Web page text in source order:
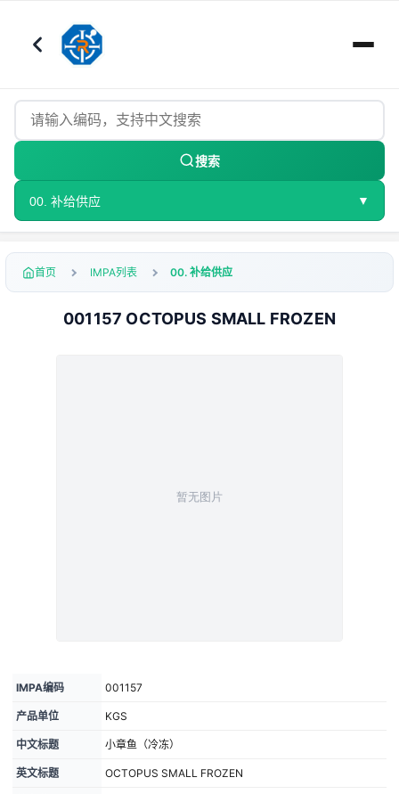
搜索
00. 补给供应 ▼
首页 IMPA列表 00. 补给供应
001157 OCTOPUS SMALL FROZEN
IMPA编码 001157
产品单位 KGS
中文标题 小章鱼（冷冻）
英文标题 OCTOPUS SMALL FROZEN